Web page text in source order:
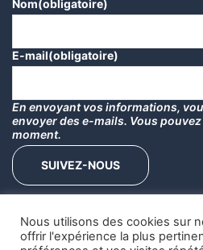
Nom(obligatoire)
E-mail(obligatoire)
En envoyant vos informations,
envoyer des e-mails. Vous
moment.
SUIVEZ-NOUS
Nous utilisons des cookies sur
offrir l'expérience la plus